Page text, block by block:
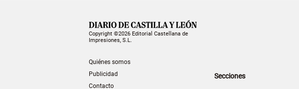
Copyright ©2026 Editorial Castellana de
Impresiones, S.L.
Quiénes somos
Publicidad
Contacto
Secciones